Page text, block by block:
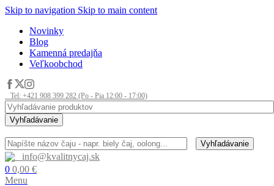
Skip to navigation Skip to main content
Novinky
Blog
Kamenná predajňa
Veľkoobchod
Tel: +421 908 399 282 (Po - Pia 12:00 - 17:00)
Vyhľadávanie
Vyhľadávanie
info@kvalitnycaj.sk
0 0,00 €
Menu